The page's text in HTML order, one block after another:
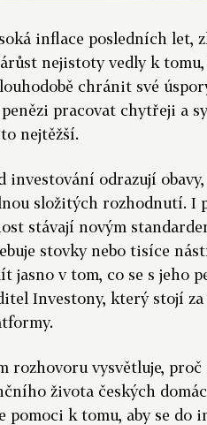
inflace posledních let,
nejistoty vedly k
chránit své
penězi pracovat chytřeji a
nejtěžší.
odrazují
složitých rozhodnutí. I
stávají novým
stovky nebo tisíce
jasno v tom, co se s jeho
Investony, který stojí
rozhovoru vysvětluje,
života českých
pomoci k tomu, aby se